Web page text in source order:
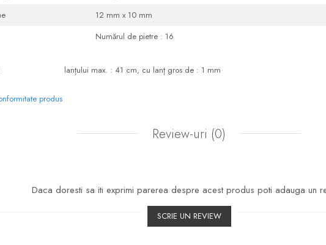
12 mm x 10 mm
Numărul de pietre : 16
lanțului max. : 41 cm, cu lanț gros de : 1 mm
produs
Review-uri (0)
Daca doresti sa iti exprimi parerea despre acest produs poti adauga un
SCRIE UN REVIEW